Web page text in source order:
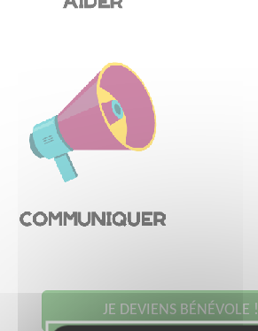
JE DEVIENS BÉNÉVOLE !